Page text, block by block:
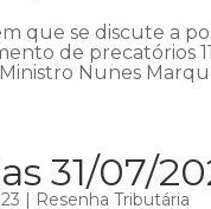
que se discute a
de precatórios
Nunes
31/07/
| Resenha Tributária